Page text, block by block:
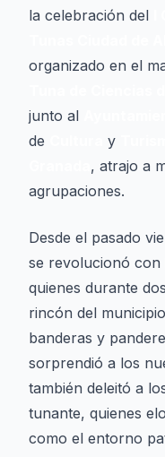
la celebración del
organizado en el
junto al
de
y
, atrajo a
agrupaciones.
Desde el pasado
se revolucionó con
quienes durante
rincón del
banderas y
sorprendió a los
también deleitó a
tunante, quienes
como el entorno